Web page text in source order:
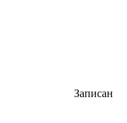
Записан